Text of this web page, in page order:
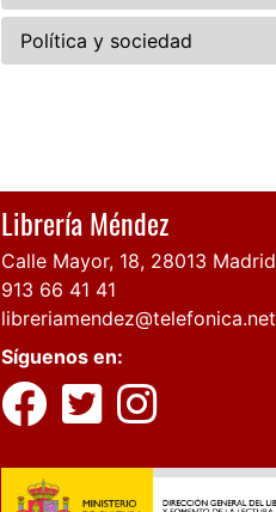
Política y sociedad
Librería Méndez
Calle Mayor, 18, 28013 Madrid
913 66 41 41
libreriamendez@telefonica.net
Síguenos en: